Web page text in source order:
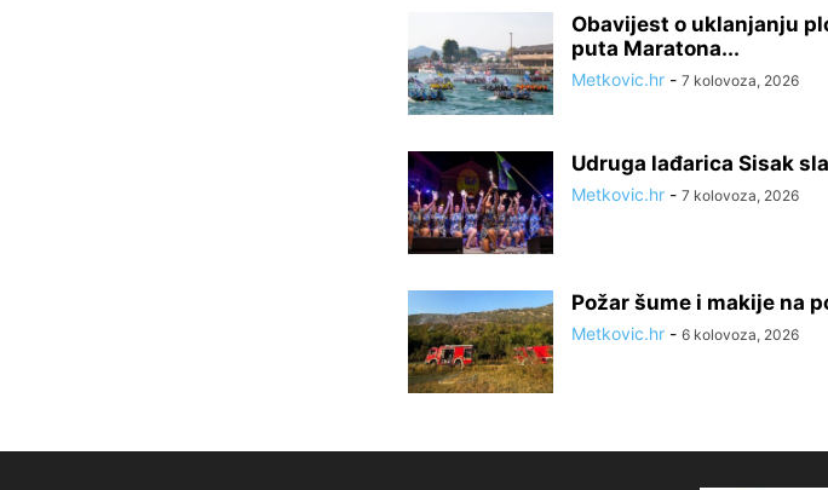
Obavijest o uklanjanju
puta Maratona...
Metkovic.hr - 7 kolovoza, 2026
Udruga lađarica Sisak
Metkovic.hr - 7 kolovoza, 2026
Požar šume i makije na
Metkovic.hr - 6 kolovoza, 2026